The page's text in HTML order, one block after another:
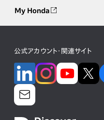
My Honda
公式アカウント・関連サイト